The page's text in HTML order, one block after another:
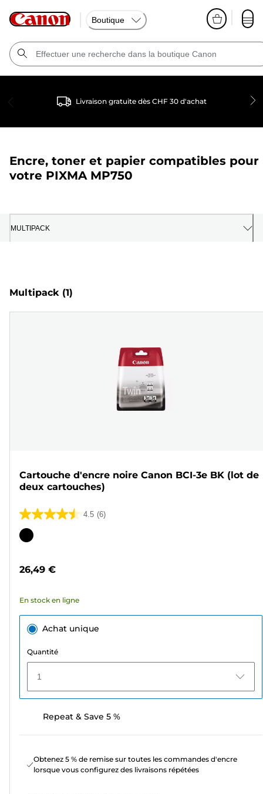
Boutique
Livraison gratuite dès CHF 30 d'achat
Encre, toner et papier compatibles pour
votre PIXMA MP750
MULTIPACK
Multipack (1)
Cartouche d'encre noire Canon BCI-3e BK (lot de
deux cartouches)
4.5 (6)
4.5
sur
Cartouche
26,49 €
En stock en ligne
Achat unique
Quantité
1
Repeat & Save 5 %
Obtenez 5 % de remise sur toutes les commandes d'encre
lorsque vous configurez des livraisons répétées